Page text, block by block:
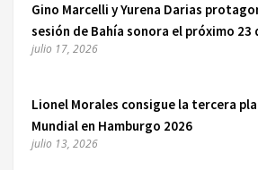
Gino Marcelli y Yurena Darias
sesión de Bahía sonora el próximo 23
julio 17, 2026
Lionel Morales consigue la tercera
Mundial en Hamburgo 2026
julio 13, 2026